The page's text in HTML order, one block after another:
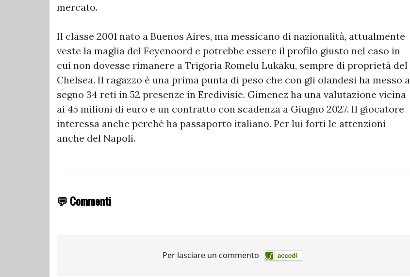
mercato.
Il classe 2001 nato a Buenos Aires, ma messicano di nazionalità, attualmente
veste la maglia del Feyenoord e potrebbe essere il profilo giusto nel caso in
cui non dovesse rimanere a Trigoria Romelu Lukaku, sempre di proprietà del
Chelsea. Il ragazzo è una prima punta di peso che con gli olandesi ha messo a
segno 34 reti in 52 presenze in Eredivisie. Gimenez ha una valutazione vicina
ai 45 milioni di euro e un contratto con scadenza a Giugno 2027. Il giocatore
interessa anche perchè ha passaporto italiano. Per lui forti le attenzioni
anche del Napoli.
💬 Commenti